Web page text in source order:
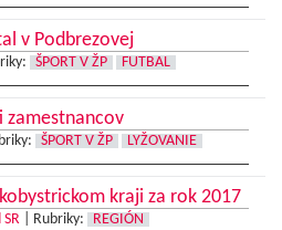
v Podbrezovej
ŠPORT V ŽP FUTBAL
zamestnancov
ŠPORT V ŽP LYŽOVANIE
kraji za rok 2017
Rubriky:
REGIÓN